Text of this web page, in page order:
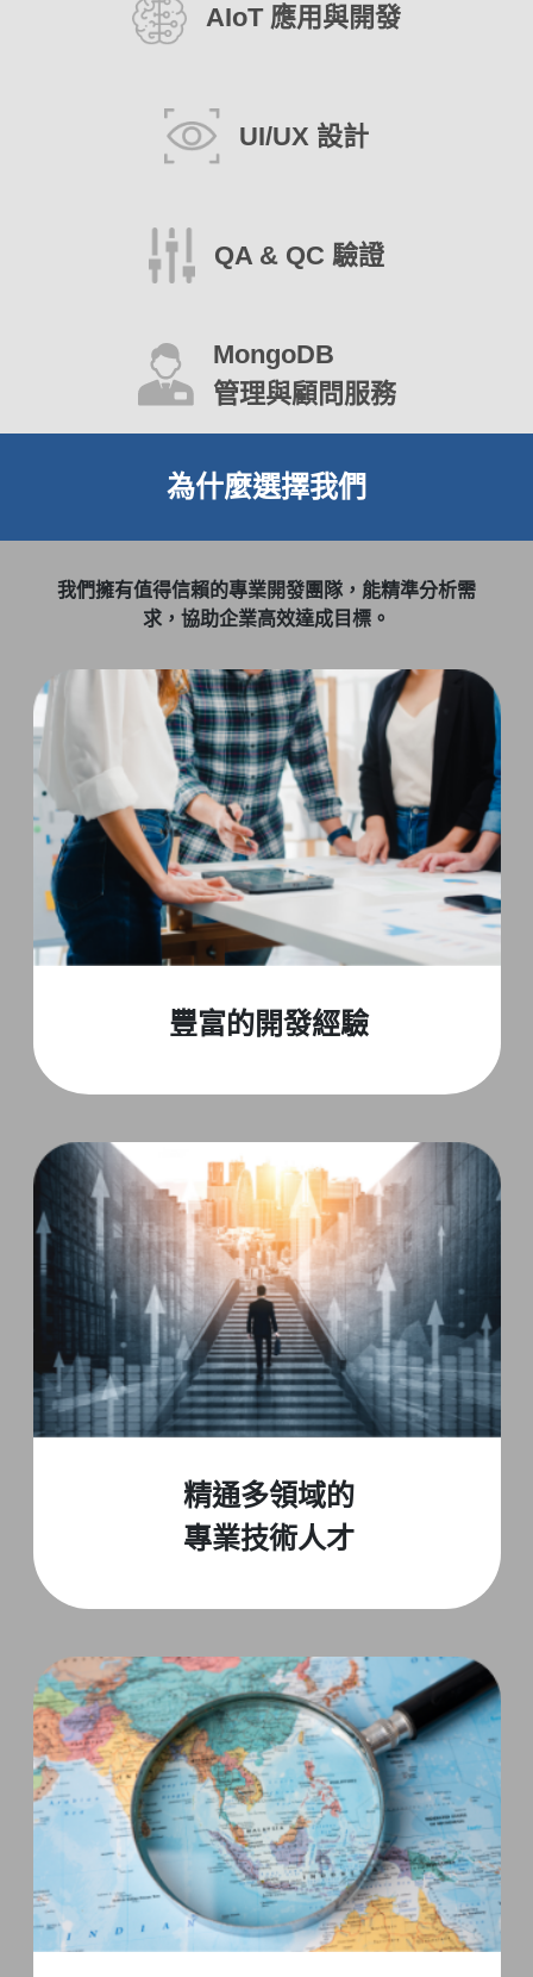
AIoT 應用與開發
UI/UX 設計
QA & QC 驗證
MongoDB
管理與顧問服務
為什麼選擇我們
我們擁有值得信賴的專業開發團隊，能精準分析需
求，協助企業高效達成目標。
豐富的開發經驗
精通多領域的
專業技術人才